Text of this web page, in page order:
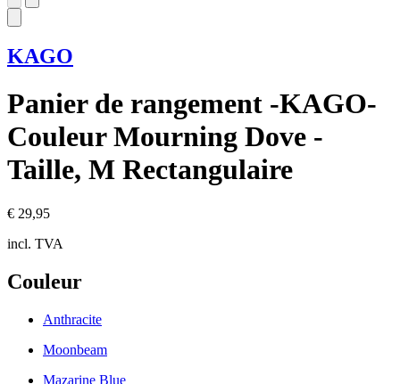
KAGO
Panier de rangement -KAGO-
Couleur Mourning Dove -
Taille, M Rectangulaire
€ 29,95
incl. TVA
Couleur
Anthracite
Moonbeam
Mazarine Blue